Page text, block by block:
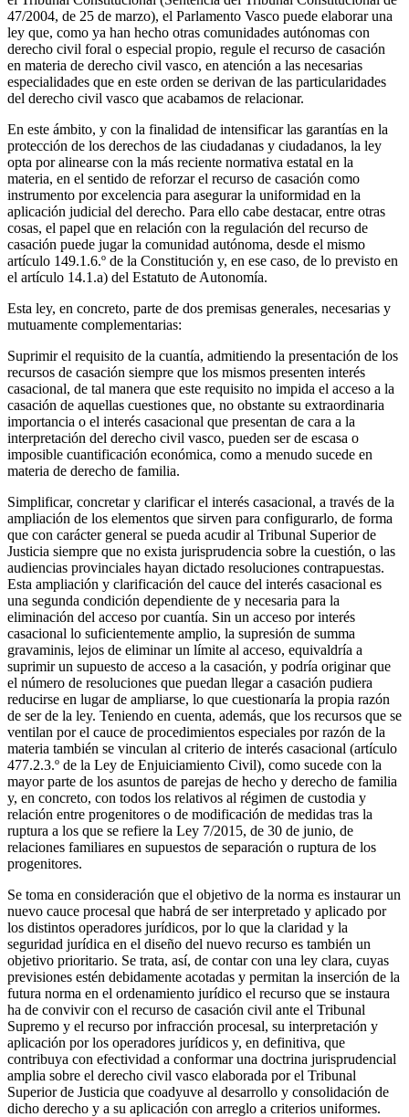
47/2004, de 25 de marzo), el Parlamento Vasco puede elaborar una
ley que, como ya han hecho otras comunidades autónomas con
derecho civil foral o especial propio, regule el recurso de casación
en materia de derecho civil vasco, en atención a las necesarias
especialidades que en este orden se derivan de las particularidades
del derecho civil vasco que acabamos de relacionar.
En este ámbito, y con la finalidad de intensificar las garantías en la
protección de los derechos de las ciudadanas y ciudadanos, la ley
opta por alinearse con la más reciente normativa estatal en la
materia, en el sentido de reforzar el recurso de casación como
instrumento por excelencia para asegurar la uniformidad en la
aplicación judicial del derecho. Para ello cabe destacar, entre otras
cosas, el papel que en relación con la regulación del recurso de
casación puede jugar la comunidad autónoma, desde el mismo
artículo 149.1.6.º de la Constitución y, en ese caso, de lo previsto en
el artículo 14.1.a) del Estatuto de Autonomía.
Esta ley, en concreto, parte de dos premisas generales, necesarias y
mutuamente complementarias:
Suprimir el requisito de la cuantía, admitiendo la presentación de los
recursos de casación siempre que los mismos presenten interés
casacional, de tal manera que este requisito no impida el acceso a la
casación de aquellas cuestiones que, no obstante su extraordinaria
importancia o el interés casacional que presentan de cara a la
interpretación del derecho civil vasco, pueden ser de escasa o
imposible cuantificación económica, como a menudo sucede en
materia de derecho de familia.
Simplificar, concretar y clarificar el interés casacional, a través de la
ampliación de los elementos que sirven para configurarlo, de forma
que con carácter general se pueda acudir al Tribunal Superior de
Justicia siempre que no exista jurisprudencia sobre la cuestión, o las
audiencias provinciales hayan dictado resoluciones contrapuestas.
Esta ampliación y clarificación del cauce del interés casacional es
una segunda condición dependiente de y necesaria para la
eliminación del acceso por cuantía. Sin un acceso por interés
casacional lo suficientemente amplio, la supresión de summa
gravaminis, lejos de eliminar un límite al acceso, equivaldría a
suprimir un supuesto de acceso a la casación, y podría originar que
el número de resoluciones que puedan llegar a casación pudiera
reducirse en lugar de ampliarse, lo que cuestionaría la propia razón
de ser de la ley. Teniendo en cuenta, además, que los recursos que se
ventilan por el cauce de procedimientos especiales por razón de la
materia también se vinculan al criterio de interés casacional (artículo
477.2.3.º de la Ley de Enjuiciamiento Civil), como sucede con la
mayor parte de los asuntos de parejas de hecho y derecho de familia
y, en concreto, con todos los relativos al régimen de custodia y
relación entre progenitores o de modificación de medidas tras la
ruptura a los que se refiere la Ley 7/2015, de 30 de junio, de
relaciones familiares en supuestos de separación o ruptura de los
progenitores.
Se toma en consideración que el objetivo de la norma es instaurar un
nuevo cauce procesal que habrá de ser interpretado y aplicado por
los distintos operadores jurídicos, por lo que la claridad y la
seguridad jurídica en el diseño del nuevo recurso es también un
objetivo prioritario. Se trata, así, de contar con una ley clara, cuyas
previsiones estén debidamente acotadas y permitan la inserción de la
futura norma en el ordenamiento jurídico el recurso que se instaura
ha de convivir con el recurso de casación civil ante el Tribunal
Supremo y el recurso por infracción procesal, su interpretación y
aplicación por los operadores jurídicos y, en definitiva, que
contribuya con efectividad a conformar una doctrina jurisprudencial
amplia sobre el derecho civil vasco elaborada por el Tribunal
Superior de Justicia que coadyuve al desarrollo y consolidación de
dicho derecho y a su aplicación con arreglo a criterios uniformes.